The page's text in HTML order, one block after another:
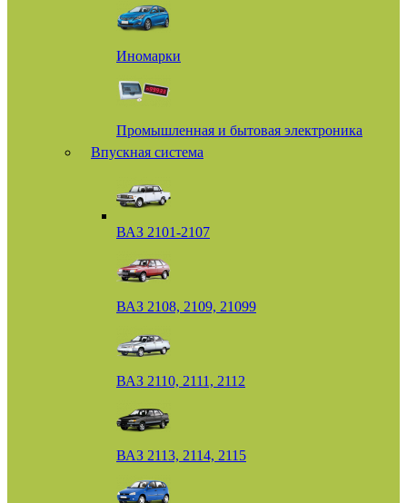
Иномарки
Промышленная и бытовая электроника
Впускная система
ВАЗ 2101-2107
ВАЗ 2108, 2109, 21099
ВАЗ 2110, 2111, 2112
ВАЗ 2113, 2114, 2115